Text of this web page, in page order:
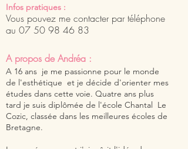
Infos pratiques :
Vous pouvez me contacter par téléphone
au 07 50 98 46 83
A propos de Andréa :
A 16 ans je me passionne pour le monde
de l'esthétique et je décide d'orienter mes
études dans cette voie. Quatre ans plus
tard je suis diplômée de l'école Chantal Le
Cozic, classée dans les meilleures écoles de
Bretagne.